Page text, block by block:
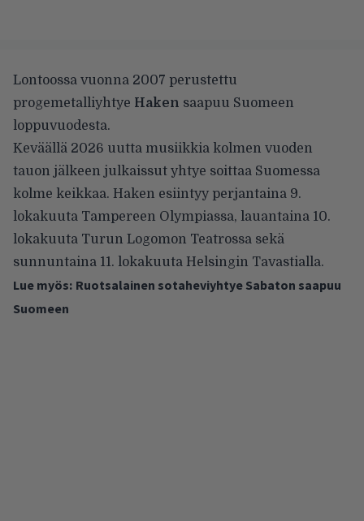
Lontoossa vuonna 2007 perustettu
progemetalliyhtye Haken saapuu Suomeen
loppuvuodesta.
Keväällä 2026 uutta musiikkia kolmen vuoden
tauon jälkeen julkaissut yhtye soittaa Suomessa
kolme keikkaa. Haken esiintyy perjantaina 9.
lokakuuta Tampereen Olympiassa, lauantaina 10.
lokakuuta Turun Logomon Teatrossa sekä
sunnuntaina 11. lokakuuta Helsingin Tavastialla.
Lue myös: Ruotsalainen sotaheviyhtye Sabaton saapuu
Suomeen